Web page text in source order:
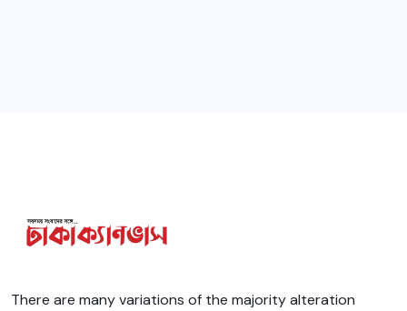
There are many variations of the majority alteration